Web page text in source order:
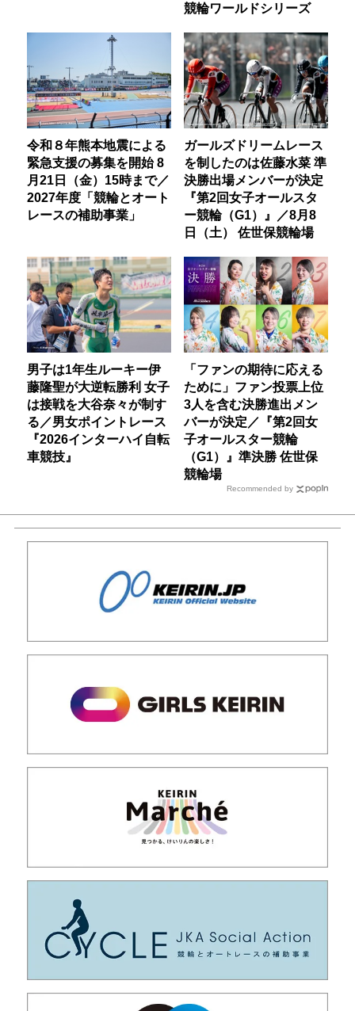
競輪ワールドシリーズ
令和８年熊本地震による
緊急支援の募集を開始 8
月21日（金）15時まで／
2027年度「競輪とオート
レースの補助事業」
ガールズドリームレース
を制したのは佐藤水菜 準
決勝出場メンバーが決定
『第2回女子オールスタ
ー競輪（G1）』／8月8
日（土） 佐世保競輪場
男子は1年生ルーキー伊
藤隆聖が大逆転勝利 女子
は接戦を大谷奈々が制す
る／男女ポイントレース
『2026インターハイ自転
車競技』
「ファンの期待に応える
ために」ファン投票上位
3人を含む決勝進出メン
バーが決定／『第2回女
子オールスター競輪
（G1）』準決勝 佐世保
競輪場
Recommended by